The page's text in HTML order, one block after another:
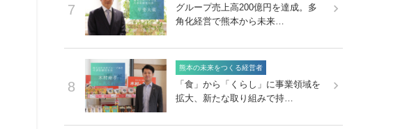
7
グループ売上高200億円を達成。多
角化経営で熊本から未来…
8
熊本の未来をつくる経営者
「食」から「くらし」に事業領域を
拡大、新たな取り組みで持…